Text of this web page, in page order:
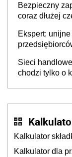
Bezpieczny
coraz dłużej
Ekspert:
Sieci
chodzi tylko o
Kalkulator
Kalkulator dla